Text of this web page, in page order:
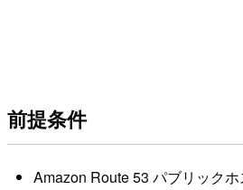
前提条件
Amazon Route 53 パブリック